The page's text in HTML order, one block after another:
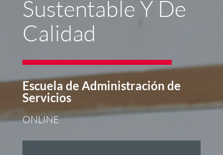
Sustentable Y De
Calidad
Escuela de Administración de
Servicios
ONLINE